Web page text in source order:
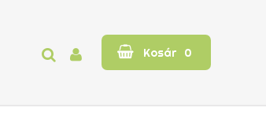
Kosár 0